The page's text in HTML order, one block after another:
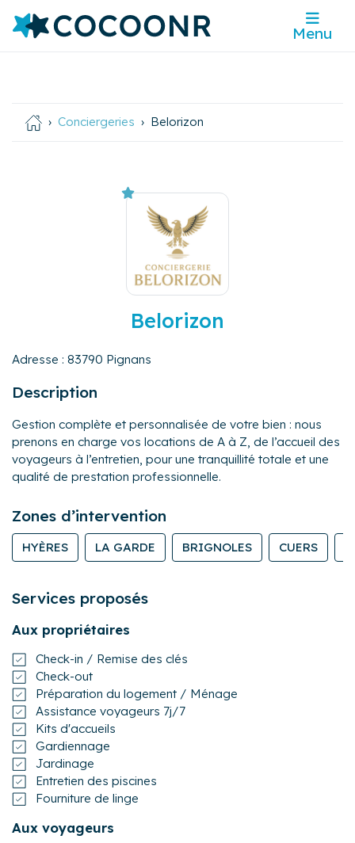
Menu
Conciergeries Belorizon
Belorizon
Adresse : 83790 Pignans
Description
Gestion complète et personnalisée de votre bien : nous
prenons en charge vos locations de A à Z, de l’accueil des
voyageurs à l’entretien, pour une tranquillité totale et une
qualité de prestation professionnelle.
Zones d’intervention
HYÈRES LA GARDE BRIGNOLES CUERS
Services proposés
Aux propriétaires
Check-in / Remise des clés
Check-out
Préparation du logement / Ménage
Assistance voyageurs 7j/7
Kits d'accueils
Gardiennage
Jardinage
Entretien des piscines
Fourniture de linge
Aux voyageurs